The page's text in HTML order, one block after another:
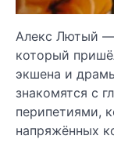
Алекс Лютый —
который
экшена и
знакомятся с
перипетиями,
напряжённых